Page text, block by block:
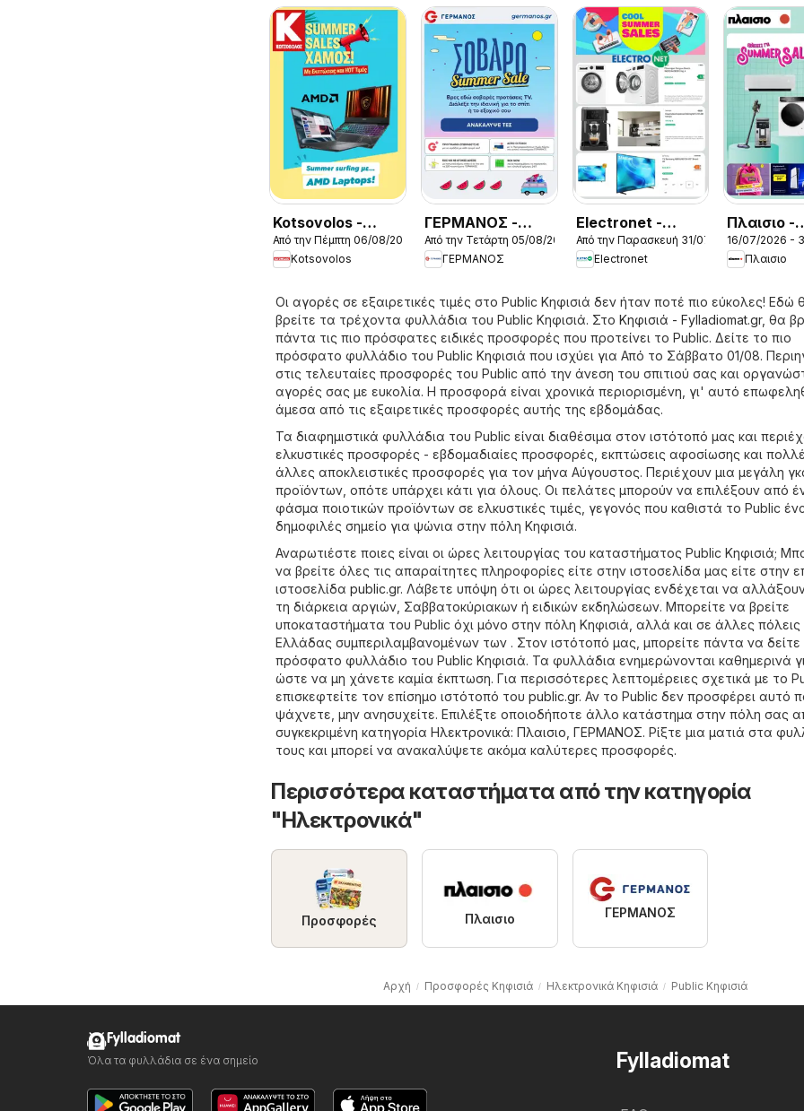
Kotsovolos -
Προσφορές
Από την Πέμπτη 06/08/2026
Kotsovolos
ΓΕΡΜΑΝΟΣ -
Προσφορές
Από την Τετάρτη 05/08/2026
ΓΕΡΜΑΝΟΣ
Electronet -
Προσφορές
Από την Παρασκευή 31/07/2026
Electronet
Πλαισιο -
16/07/2026 -
Πλαισιο
Οι αγορές σε εξαιρετικές τιμές στο Public Κηφισιά δεν ήταν ποτέ πιο εύκολες! Εδώ
βρείτε τα τρέχοντα φυλλάδια του Public Κηφισιά. Στο Κηφισιά - Fylladiomat.gr, θα
πάντα τις πιο πρόσφατες ειδικές προσφορές που προτείνει το Public. Δείτε το πιο
πρόσφατο φυλλάδιο του Public Κηφισιά που ισχύει για Από το Σάββατο 01/08.
στις τελευταίες προσφορές του Public από την άνεση του σπιτιού σας και
αγορές σας με ευκολία. Η προσφορά είναι χρονικά περιορισμένη, γι' αυτό
άμεσα από τις εξαιρετικές προσφορές αυτής της εβδομάδας.
Τα διαφημιστικά φυλλάδια του Public είναι διαθέσιμα στον ιστότοπό μας και
ελκυστικές προσφορές - εβδομαδιαίες προσφορές, εκπτώσεις αφοσίωσης και
άλλες αποκλειστικές προσφορές για τον μήνα Αύγουστος. Περιέχουν μια μεγάλη
προϊόντων, οπότε υπάρχει κάτι για όλους. Οι πελάτες μπορούν να επιλέξουν από
φάσμα ποιοτικών προϊόντων σε ελκυστικές τιμές, γεγονός που καθιστά το Public
δημοφιλές σημείο για ψώνια στην πόλη Κηφισιά.
Αναρωτιέστε ποιες είναι οι ώρες λειτουργίας του καταστήματος Public Κηφισιά;
να βρείτε όλες τις απαραίτητες πληροφορίες είτε στην ιστοσελίδα μας είτε στην
ιστοσελίδα public.gr. Λάβετε υπόψη ότι οι ώρες λειτουργίας ενδέχεται να
τη διάρκεια αργιών, Σαββατοκύριακων ή ειδικών εκδηλώσεων. Μπορείτε να βρείτε
υποκαταστήματα του Public όχι μόνο στην πόλη Κηφισιά, αλλά και σε άλλες πόλεις
Ελλάδας συμπεριλαμβανομένων των . Στον ιστότοπό μας, μπορείτε πάντα να δείτε
πρόσφατο φυλλάδιο του Public Κηφισιά. Τα φυλλάδια ενημερώνονται καθημερινά
ώστε να μη χάνετε καμία έκπτωση. Για περισσότερες λεπτομέρειες σχετικά με το
επισκεφτείτε τον επίσημο ιστότοπό του public.gr. Αν το Public δεν προσφέρει αυτό
ψάχνετε, μην ανησυχείτε. Επιλέξτε οποιοδήποτε άλλο κατάστημα στην πόλη σας
συγκεκριμένη κατηγορία Hλεκτρονικά: Πλαισιο ΓΕΡΜΑΝΟΣ. Ρίξτε μια ματιά στα
τους και μπορεί να ανακαλύψετε ακόμα καλύτερες προσφορές.
Περισσότερα καταστήματα από την κατηγορία
"Hλεκτρονικά"
Προσφορές Πλαισιο ΓΕΡΜΑΝΟΣ
Αρχή Προσφορές Κηφισιά Hλεκτρονικά Κηφισιά Public Κηφισιά
Fylladiomat
Fylladiomat
Όλα τα φυλλάδια σε ένα σημείο